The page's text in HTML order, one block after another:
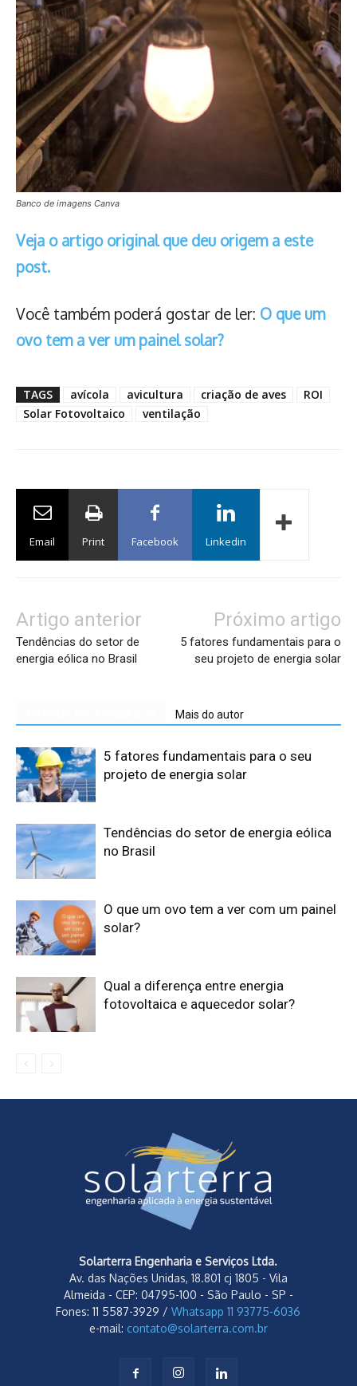
Banco de imagens Canva
Veja o artigo original que deu origem a este
post.
Você também poderá gostar de ler: O que um
ovo tem a ver um painel solar?
TAGS avícola avicultura criação de aves
ROI
Solar Fotovoltaico
ventilação
Email Print Facebook Linkedin
Artigo anterior
Tendências do setor de
energia eólica no Brasil
Próximo artigo
5 fatores fundamentais para o
seu projeto de energia solar
Mais do autor
5 fatores fundamentais para o seu
projeto de energia solar
Tendências do setor de energia eólica
no Brasil
O que um ovo tem a ver com um painel
solar?
Qual a diferença entre energia
fotovoltaica e aquecedor solar?
Solarterra Engenharia e Serviços Ltda.
Av. das Nações Unidas, 18.801 cj 1805 - Vila
Almeida - CEP: 04795-100 - São Paulo - SP -
Fones: 11 5587-3929 /Whatsapp 11 93775-6036
e-mail: contato@solarterra.com.br